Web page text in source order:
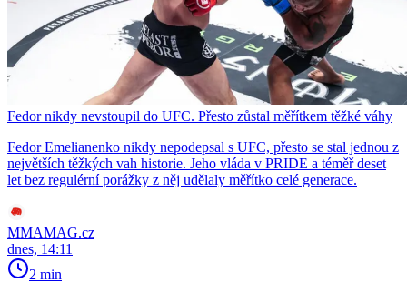
Fedor nikdy nevstoupil do UFC. Přesto zůstal měřítkem těžké váhy
Fedor Emelianenko nikdy nepodepsal s UFC, přesto se stal jednou z
největších těžkých vah historie. Jeho vláda v PRIDE a téměř deset
let bez regulérní porážky z něj udělaly měřítko celé generace.
MMAMAG.cz
dnes, 14:11
2 min